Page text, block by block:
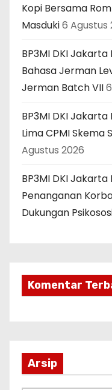
Kopi Bersama
Masduki6 Agustus
BP3MI DKI
Bahasa Jerman
Jerman Batch VII
BP3MI DKI
Lima CPMI Skema
Agustus 2026
BP3MI DKI
Penanganan
Dukungan
Komentar
Arsip